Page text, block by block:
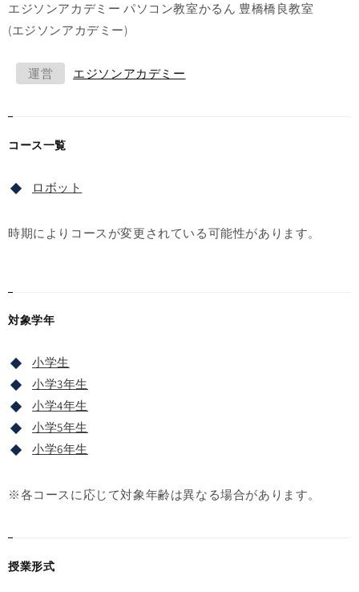
エジソンアカデミー パソコン教室かるん 豊橋橋良教室
(エジソンアカデミー)
運営 エジソンアカデミー
コース一覧
ロボット
時期によりコースが変更されている可能性があります。
対象学年
小学生
小学3年生
小学4年生
小学5年生
小学6年生
※各コースに応じて対象年齢は異なる場合があります。
授業形式